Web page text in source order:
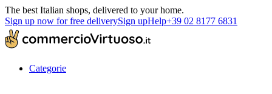
The best Italian shops, delivered to your home.
Sign up now for free deliverySign upHelp+39 02 8177 6831
Categorie